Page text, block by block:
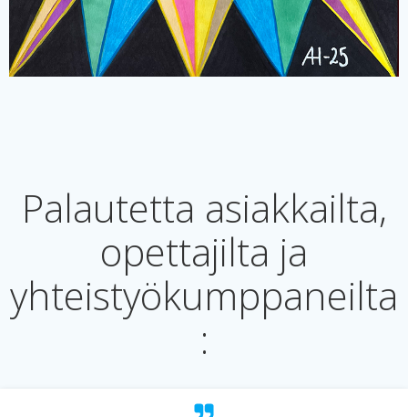
Palautetta asiakkailta,
opettajilta ja
yhteistyökumppaneilta
: